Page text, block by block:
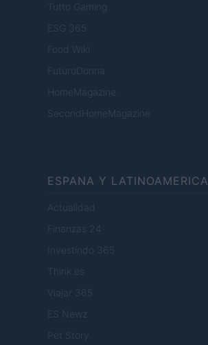
Tutto Gaming
ESG 365
Food Wiki
FuturoDonna
HomeMagazine
SecondHomeMagazine
ESPANA Y LATINOAMERICA
Actualidad
Finanzas 24
Investindo 365
Think.es
Viajar 365
ES Newz
Pet Story